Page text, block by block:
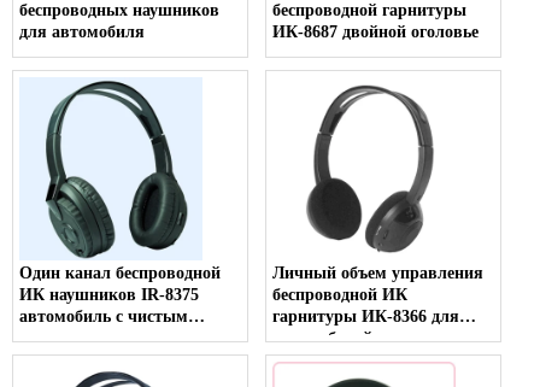
беспроводных наушников
для автомобиля
беспроводной гарнитуры
ИК-8687 двойной оголовье
Один канал беспроводной
ИК наушников IR-8375
автомобиль с чистым
звуком
Личный объем управления
беспроводной ИК
гарнитуры ИК-8366 для
автомобилей